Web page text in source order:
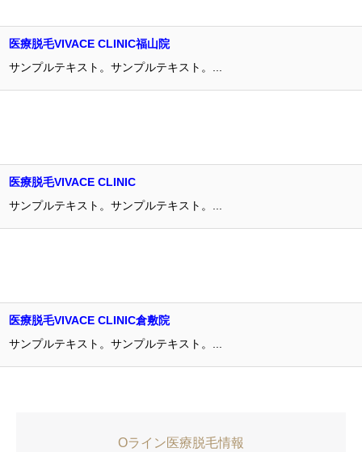
医療脱毛VIVACE CLINIC福山院
サンプルテキスト。サンプルテキスト。...
医療脱毛VIVACE CLINIC
サンプルテキスト。サンプルテキスト。...
医療脱毛VIVACE CLINIC倉敷院
サンプルテキスト。サンプルテキスト。...
Oライン医療脱毛情報